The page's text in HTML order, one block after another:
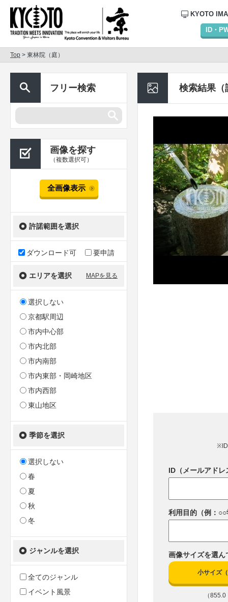
KYOTO
ID・
Top > 東林院（庭）
フリー検索
画像を探す
（複数選択可）
全画像表示
許諾範囲を選択
ダウンロード可 要申請
エリアを選択 MAPを見る
選択しない
京都駅周辺
市内中心部
市内北部
市内南部
市内東部・岡崎地区
市内西部
東山地区
季節を選択
選択しない
春
夏
秋
冬
ジャンルを選択
全てのジャンル
イベント風景
検索結果（
※ID
ID（メールアドレ
利用目的（例：
画像サイズを選ん
小サイズ
（